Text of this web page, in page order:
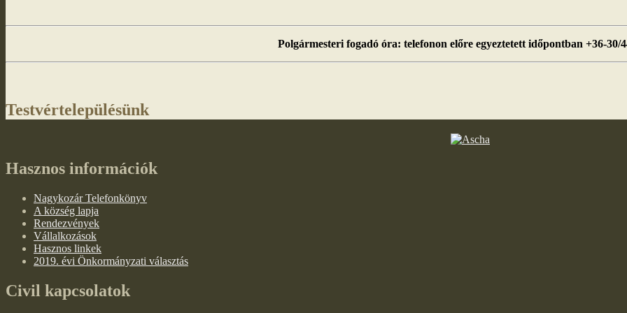
Polgármesteri fogadó óra: telefonon előre egyeztetett időpontban +36-30/
Testvértelepülésünk
Hasznos információk
Nagykozár Telefonkönyv
A község lapja
Rendezvények
Vállalkozások
Hasznos linkek
2019. évi Önkormányzati választás
Civil kapcsolatok